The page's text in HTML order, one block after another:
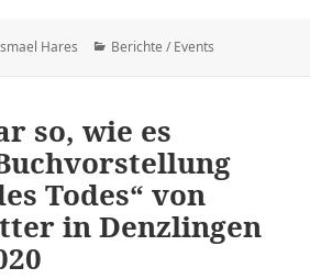
Hares Kategorien
Berichte / Events
so, wie es
Todes“ von
in Denzlingen